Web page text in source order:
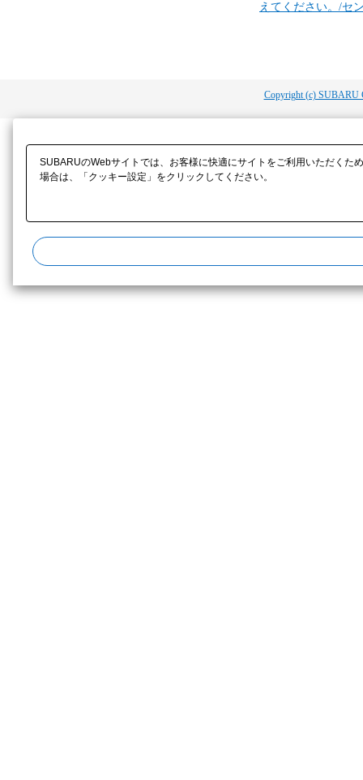
えてください。/セ
Copyright (c) SUBARU
SUBARUのWebサイトでは、お客様に快適にサイトをご利用いただく
場合は、「クッキー設定」をクリックしてください。​